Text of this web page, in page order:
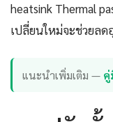
heatsink Thermal
เปลี่ยนใหม่จะช่วยล
แนะนำเพิ่มเติม — คู่